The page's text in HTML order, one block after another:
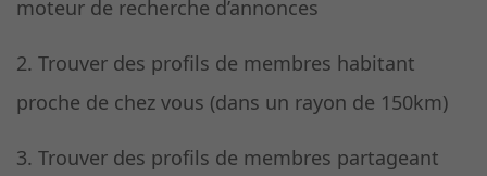
moteur de recherche d’annonces
2. Trouver des profils de membres habitant
proche de chez vous (dans un rayon de 150km)
3. Trouver des profils de membres partageant